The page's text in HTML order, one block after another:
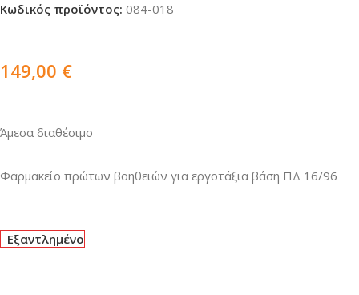
Κωδικός προϊόντος: 084-018
149,00 €
Άμεσα διαθέσιμο
Φαρμακείο πρώτων βοηθειών για εργοτάξια βάση ΠΔ 16/96
Εξαντλημένο